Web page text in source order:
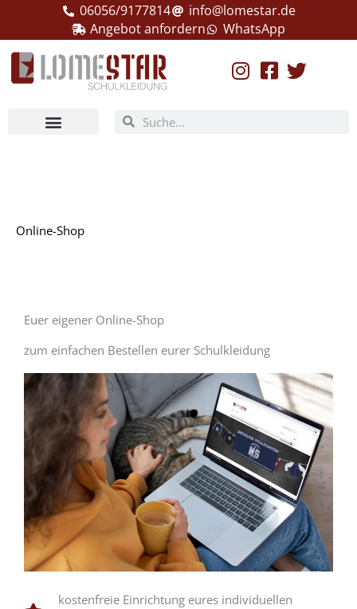
springen
06056/9177814
info@lomestar.de
Angebot anfordern
WhatsApp
SucheSuche
Online-Shop
Euer eigener Online-Shop
zum einfachen Bestellen eurer Schulkleidung
kostenfreie Einrichtung eures individuellen